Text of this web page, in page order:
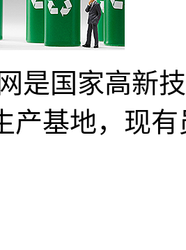
是国家高新
产基地，现有